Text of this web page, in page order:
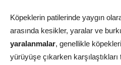
Köpeklerin patilerinde yaygın
arasında kesikler, yaralar ve
yaralanmalar, genellikle
yürüyüşe çıkarken